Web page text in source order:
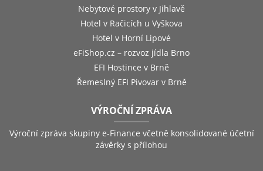
Nebytové prostory v Jihlavě
Hotel v Račicích u Vyškova
Hotel v Horní Lipové
eFiShop.cz – rozvoz jídla Brno
EFI Hostince v Brně
Řemeslný EFI Pivovar v Brně
VÝROČNÍ ZPRÁVA
Výroční zpráva skupiny e-Finance včetně konsolidované účetní
závěrky s přílohou